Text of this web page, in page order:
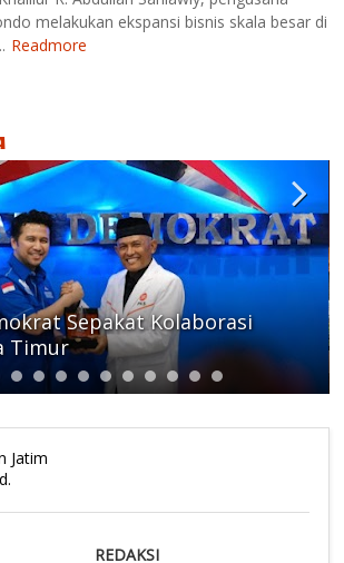
melakukan ekspansi bisnis skala besar di
Readmore
Sepakat Kolaborasi
Timur
Jatim
REDAKSI